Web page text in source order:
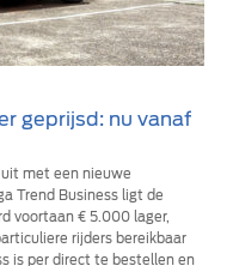
geprijsd: nu vanaf
uit met een nieuwe
Trend Business ligt de
voortaan € 5.000 lager,
rijders bereikbaar
is per direct te bestellen en